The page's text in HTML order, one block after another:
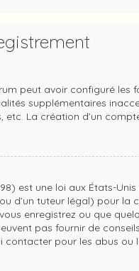
peut avoir configuré les
supplémentaires
La création d’un
est une loi aux États-
d’un tuteur légal) pour la
enregistrez ou que
pas fournir de
contacter pour les abus